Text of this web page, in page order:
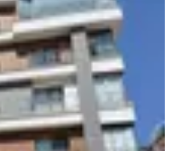
Metro Yakını
Eşyalı 2+1
giriş·08.08.2026